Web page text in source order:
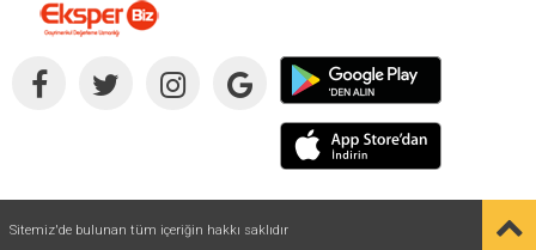
Sitemiz'de bulunan tüm içeriğin hakkı saklıdır